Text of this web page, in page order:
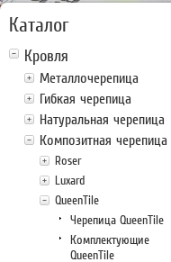
Каталог
Кровля
Металлочерепица
Гибкая черепица
Натуральная черепица
Композитная черепица
Roser
Luxard
QueenTile
Черепица QueenTile
Комплектующие
QueenTile